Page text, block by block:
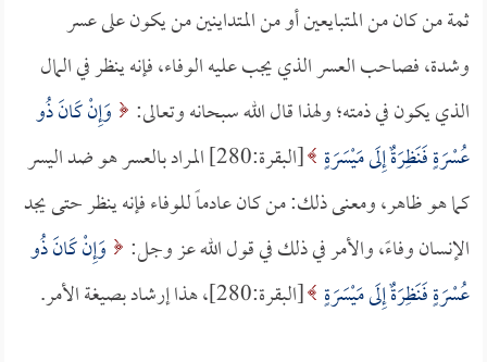
ثمة من كان من المتبايعين أو من المتداينين من يكون على عسر
وشدة، فصاحب العسر الذي يجب عليه الوفاء، فإنه ينظر في المال
الذي يكون في ذمته؛ ولهذا قال الله سبحانه وتعالى:
وَإِنْ كَانَ ذُو
عُسْرَةٍ فَنَظِرَةٌ إِلَى مَيْسَرَةٍ
[البقرة:280] المراد بالعسر هو ضد اليسر
كما هو ظاهر، ومعنى ذلك: من كان عادماً للوفاء فإنه ينظر حتى يجد
الإنسان وفاءً، والأمر في ذلك في قول الله عز وجل:
وَإِنْ كَانَ ذُو
عُسْرَةٍ فَنَظِرَةٌ إِلَى مَيْسَرَةٍ [البقرة:280]، هذا إرشاد بصيغة الأمر.